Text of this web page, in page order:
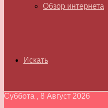
Обзор интернета
Искать
Суббота , 8 Август 2026